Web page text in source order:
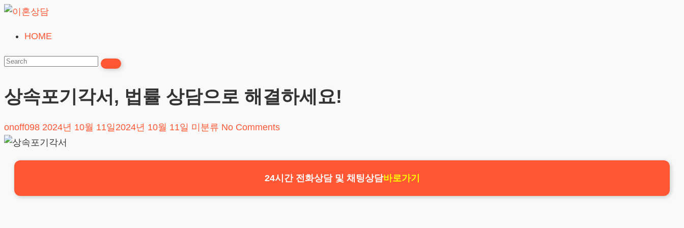
Skip
content
혼
담
24시간365일
HOME
상속포기각서, 법률 상담으로 해결하세요!
onoff098 2024년 10월 11일 2024년 10월 11일 미분류 No Comments
24시간 전화상담 및 채팅상담바로가기